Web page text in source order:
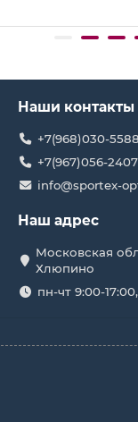
Наши контакты
+7(968)030-5588
+7(967)056-2407
info@sportex-
Наш адрес
Московская
Хлюпино
пн-чт 9:00-